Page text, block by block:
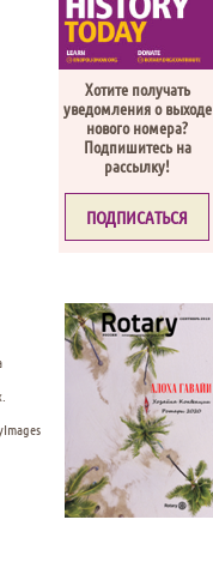
Хотите получать
уведомления о выходе
нового номера?
Подпишитесь на
рассылку!
ПОДПИСАТЬСЯ